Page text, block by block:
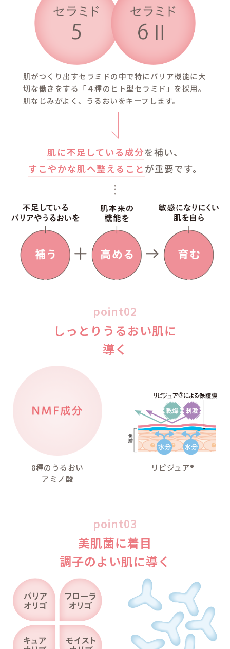
弱酸性アミノ酸生まれの泡
すい子どもたちの肌に
うる
を落とします。
弱酸性低刺激処方で目にも
手が小さくても片手でしっ
わりました。洗面所に並べ
ズ感。ママ＆キッズ ムース
用で詰め替えも可能です♪
詰め
詰め
の内容